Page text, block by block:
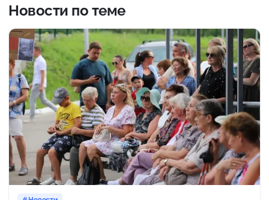
Новости по теме